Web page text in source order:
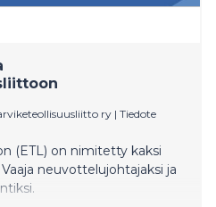
ry | Tiedote
(ETL) on nimitetty kaksi
neuvottelujohtajaksi ja